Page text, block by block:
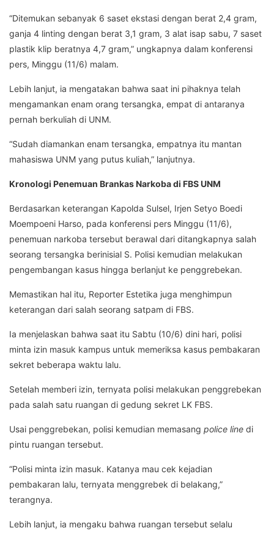
“Ditemukan sebanyak 6 saset ekstasi dengan berat 2,4 gram,
ganja 4 linting dengan berat 3,1 gram, 3 alat isap sabu, 7 saset
plastik klip beratnya 4,7 gram,” ungkapnya dalam konferensi
pers, Minggu (11/6) malam.
Lebih lanjut, ia mengatakan bahwa saat ini pihaknya telah
mengamankan enam orang tersangka, empat di antaranya
pernah berkuliah di UNM.
“Sudah diamankan enam tersangka, empatnya itu mantan
mahasiswa UNM yang putus kuliah,” lanjutnya.
Kronologi Penemuan Brankas Narkoba di FBS UNM
Berdasarkan keterangan Kapolda Sulsel, Irjen Setyo Boedi
Moempoeni Harso, pada konferensi pers Minggu (11/6),
penemuan narkoba tersebut berawal dari ditangkapnya salah
seorang tersangka berinisial S. Polisi kemudian melakukan
pengembangan kasus hingga berlanjut ke penggrebekan.
Memastikan hal itu, Reporter Estetika juga menghimpun
keterangan dari salah seorang satpam di FBS.
Ia menjelaskan bahwa saat itu Sabtu (10/6) dini hari, polisi
minta izin masuk kampus untuk memeriksa kasus pembakaran
sekret beberapa waktu lalu.
Setelah memberi izin, ternyata polisi melakukan penggrebekan
pada salah satu ruangan di gedung sekret LK FBS.
Usai penggrebekan, polisi kemudian memasang police line di
pintu ruangan tersebut.
“Polisi minta izin masuk. Katanya mau cek kejadian
pembakaran lalu, ternyata menggrebek di belakang,”
terangnya.
Lebih lanjut, ia mengaku bahwa ruangan tersebut selalu